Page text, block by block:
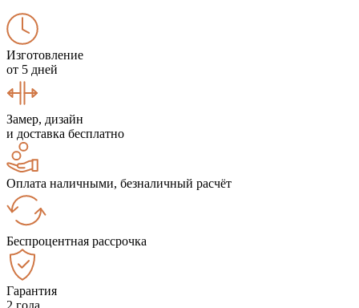
Изготовление
от 5 дней
Замер, дизайн
и доставка бесплатно
Оплата наличными, безналичный расчёт
Беспроцентная рассрочка
Гарантия
2 года